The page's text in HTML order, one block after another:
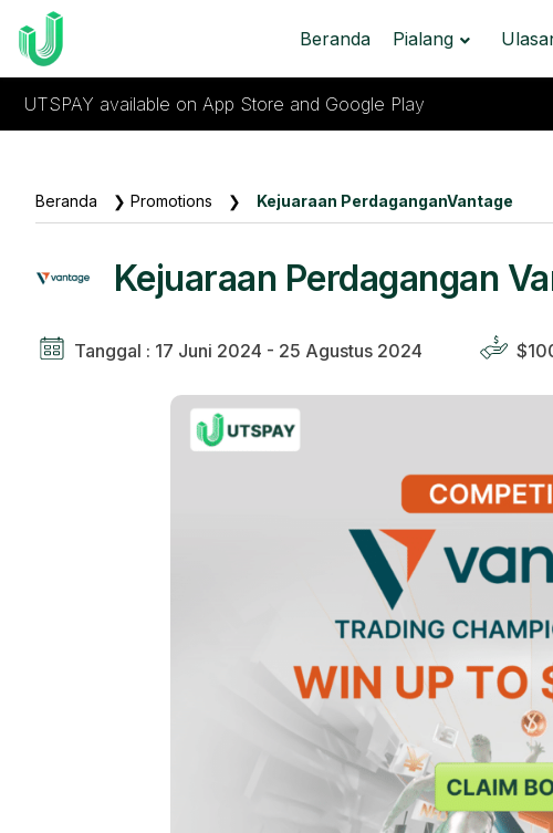
Beranda Pialang
UTSPAY available on App Store and Google Play
Beranda ❯ Promotions ❯ Kejuaraan PerdaganganVantage
Kejuaraan Perdagangan
Tanggal : 17 Juni 2024 - 25 Agustus 2024